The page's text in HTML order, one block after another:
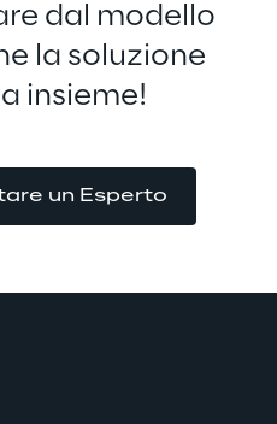
dal modello
la soluzione
insieme!
un Esperto